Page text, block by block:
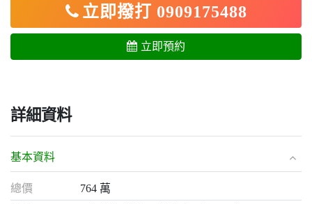
立即撥打 0909175488
立即預約
詳細資料
基本資料
總價
764 萬